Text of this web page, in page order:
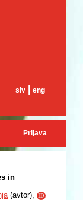
slv eng
Prijava
in
(avtor), ID